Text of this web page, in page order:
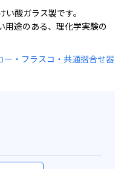
酸ガラス製です。
用途のある、理化学実験の
ー・フラスコ・共通摺合せ器